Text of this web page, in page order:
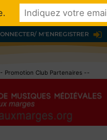
M'ENREGISTRER
Promotion Club Partenaires --